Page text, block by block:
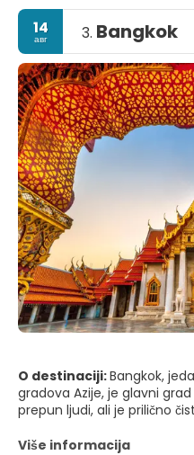
14
авг 3. Bangkok
O destinaciji:Bangkok,
gradova Azije, je glavni
prepun ljudi, ali je prilično
neverovatne hramove,
Više informacija